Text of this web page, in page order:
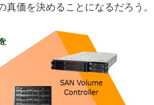
価を決めることになるだろう。